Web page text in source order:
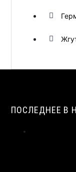
ПОСЛЕДНЕЕ В